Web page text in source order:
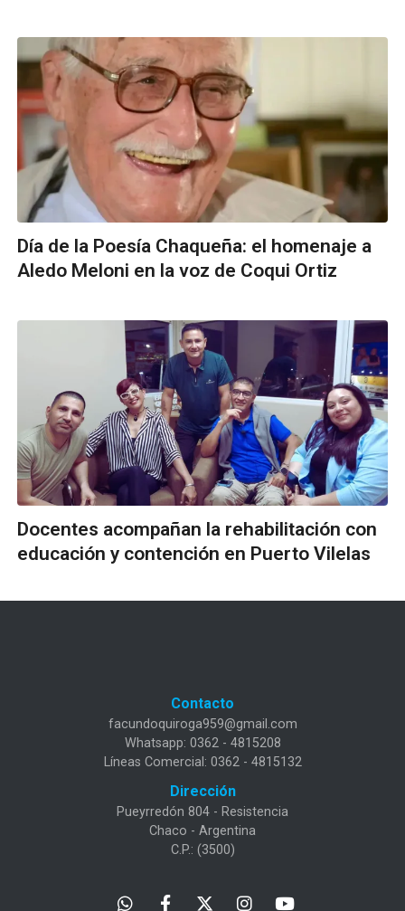
Día de la Poesía Chaqueña: el homenaje a
Aledo Meloni en la voz de Coqui Ortiz
Docentes acompañan la rehabilitación con
educación y contención en Puerto Vilelas
Contacto
facundoquiroga959@gmail.com
Whatsapp: 0362 - 4815208
Líneas Comercial: 0362 - 4815132
Dirección
Pueyrredón 804 - Resistencia
Chaco - Argentina
C.P.: (3500)